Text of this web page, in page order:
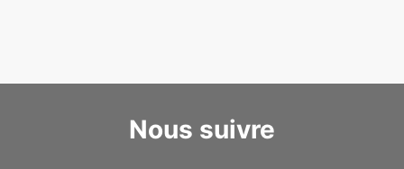
Nous suivre